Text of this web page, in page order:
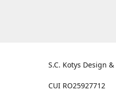
S.C. Kotys Design &
CUI RO25927712